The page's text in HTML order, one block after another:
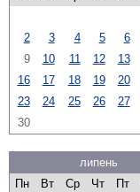
2
3 4 5 6
9
10 11 12 13
16
17 18 19 20
23
24 25 26 27
30
липень
Пн
Вт Ср Чт Пт